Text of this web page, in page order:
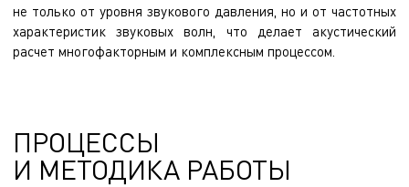
не только от уровня звукового давления, но и от частотных
характеристик звуковых волн, что делает акустический
расчет многофакторным и комплексным процессом.
ПРОЦЕССЫ
И МЕТОДИКА РАБОТЫ